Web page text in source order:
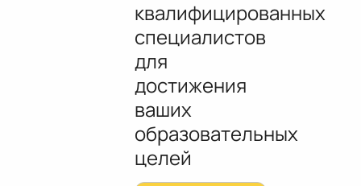
квалифицированных
специалистов
для
достижения
ваших
образовательных
целей